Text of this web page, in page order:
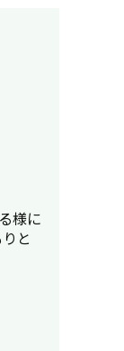
様に
と